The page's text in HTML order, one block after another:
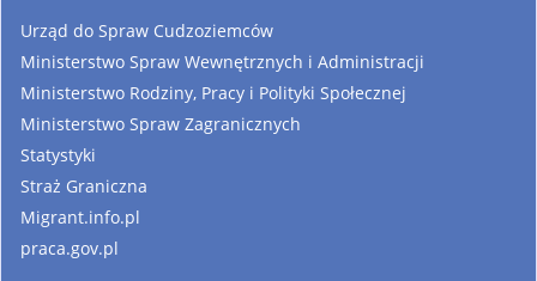
Urząd do Spraw Cudzoziemców
Ministerstwo Spraw Wewnętrznych i Administracji
Ministerstwo Rodziny, Pracy i Polityki Społecznej
Ministerstwo Spraw Zagranicznych
Statystyki
Straż Graniczna
Migrant.info.pl
praca.gov.pl